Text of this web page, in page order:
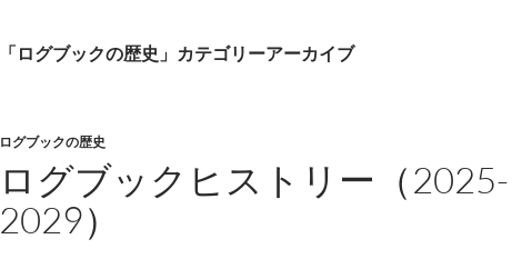
「ログブックの歴史」カテゴリーアーカイブ
ログブックの歴史
ログブックヒストリー（2025-
2029）